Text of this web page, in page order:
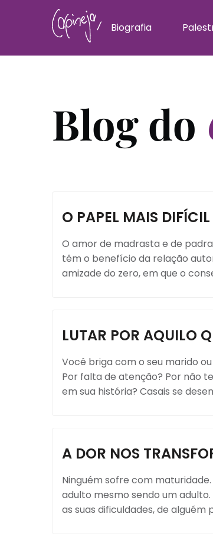
Biografia
Blog do
O PAPEL MAIS
O amor de madrasta e de
têm o benefício da relação
amizade do zero, em que o
LUTAR POR AQUILO
Você briga com o seu marido
Por falta de atenção? Por não
em sua história? Casais se
A DOR NOS
Ninguém sofre com
adulto mesmo sendo um
as suas dificuldades, de alguém